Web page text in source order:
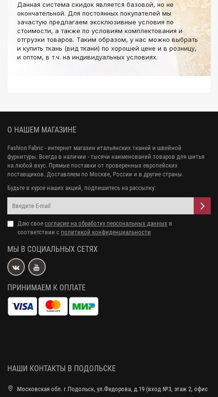
Данная система скидок является базовой, но не
окончательной. Для постоянных покупателей мы
зачастую предлагаем эксклюзивные условия по
стоимости, а также по условиям комплектования и
отгрузки товаров. Таким образом, у нас можно выбрать
и купить ткань (вид ткани) по хорошей цене и в розницу,
и оптом, в т.ч. на индивидуальных условиях.
О НАШЕМ МАГАЗИНЕ
Fashion Fabric - интернет магазин итальянских тканей и швейной
фурнитуры. Всегда в наличии - тысячи наименований товаров для шитья
на любой вкус. Прямые поставки от проверенных европейских
поставщиков. Доставляем по Москве, России и в другие страны.
Будьте в курсе наших акций, подпишитесь на рассылку:
Даю свое согласие на обработку персональных данных в
соответствии с политикой конфиденциальности
МЫ В СОЦИАЛЬНЫХ СЕТЯХ
ПРИНИМАЕМ К ОПЛАТЕ
НАШИ КОНТАКТЫ В ПОДОЛЬСКЕ
Московская обл. г.Подольск, ул.Федорова, д.19 (вход №3, этаж 2, офис